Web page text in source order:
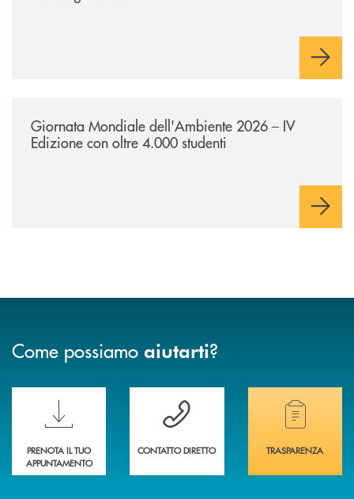
Giornata Mondiale dell'Ambiente 2026 – IV
Edizione con oltre 4.000 studenti
Come possiamo aiutarti?
Scopri le funzionalità della nuova PRENOTA BANCA
PRENOTA IL TUO
APPUNTAMENTO
Hai bisogno di assistenza immediata?
CONTATTO DIRETTO
Hai bisogno di
TRASPARENZA